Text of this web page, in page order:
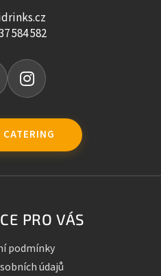
584 582
CATERING
PRO VÁS
podmínky
údajů